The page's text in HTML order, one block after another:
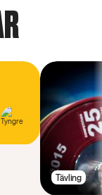
Tävling